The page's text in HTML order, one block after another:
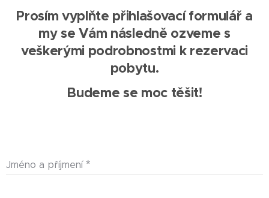
Prosím vyplňte přihlašovací formulář a
my se Vám následně ozveme s
veškerými podrobnostmi k rezervaci
pobytu.
Budeme se moc těšit!
Jméno a příjmení